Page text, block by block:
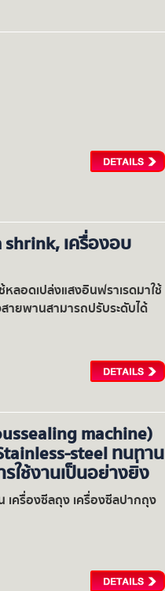
เครื่องอบ
ลอดเปล่งแสงอินฟราเรดมาใช้
ายพานสามารถปรับระดับได้
machine)
steel ทนทาน
ใช้งานเป็นอย่างยิ่ง
เครื่องซีลถุง เครื่องซีลปากถุง